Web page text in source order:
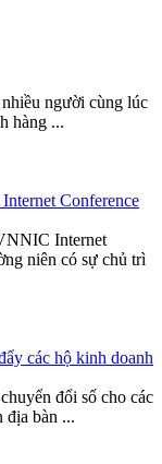
người cùng lúc
hàng ...
Conference
Internet
niên có sự chủ trì
các hộ kinh doanh
đổi số cho các
địa bàn ...